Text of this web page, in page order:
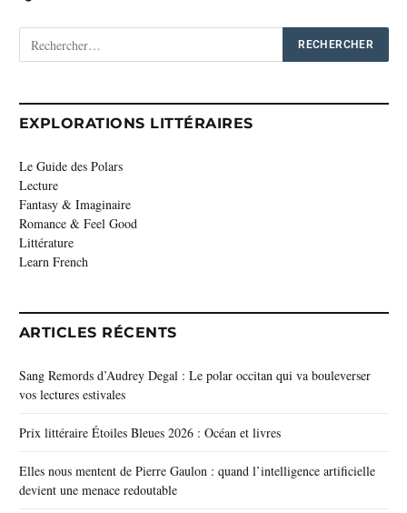
EXPLORATIONS LITTÉRAIRES
Le Guide des Polars
Lecture
Fantasy & Imaginaire
Romance & Feel Good
Littérature
Learn French
ARTICLES RÉCENTS
Sang Remords d’Audrey Degal : Le polar occitan qui va bouleverser
vos lectures estivales
Prix littéraire Étoiles Bleues 2026 : Océan et livres
Elles nous mentent de Pierre Gaulon : quand l’intelligence artificielle
devient une menace redoutable